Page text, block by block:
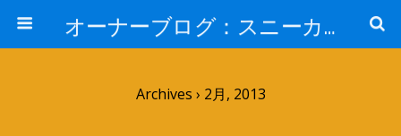
オーナーブログ：スニーカーセレクトショップ「HOME」 ナイキ・アディダス・バンズ・コンバー・JT&CO・HOPPS・UNDEFEATED・通販
Archives › 2月, 2013